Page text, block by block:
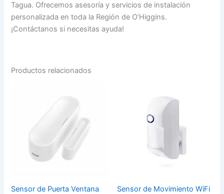
Tagua. Ofrecemos asesoría y servicios de instalación
personalizada en toda la Región de O’Higgins.
¡Contáctanos si necesitas ayuda!
Productos relacionados
Sensor de Puerta Ventana
Sensor de Movimiento WiFi